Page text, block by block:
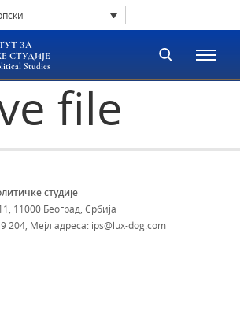
ЗА
СТУДИЈЕ
Studies
file
студије
11000 Београд, Србија
204 Мејл адреса: ips@lux-dog.com